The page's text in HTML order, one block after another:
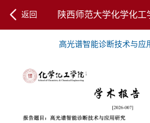
陕西师范大学化学化工
返回
高光谱智能诊断技术与应